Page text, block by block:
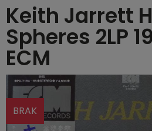
Keith Jarrett
Spheres 2LP
ECM
BRAK